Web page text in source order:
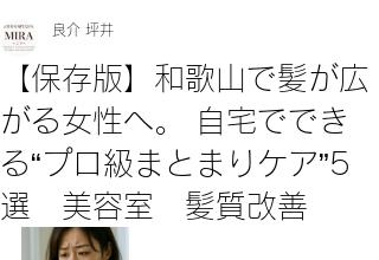
【保存版】和歌山で髪が広
がる女性へ。 自宅ででき
る“プロ級まとまりケア”5
選 美容室 髪質改善
良介 坪井